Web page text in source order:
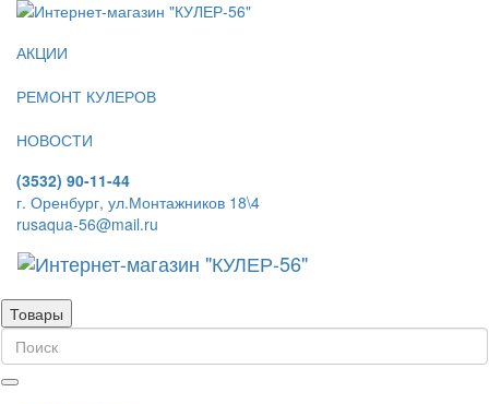
АКЦИИ
РЕМОНТ КУЛЕРОВ
НОВОСТИ
(3532) 90-11-44
г. Оренбург, ул.Монтажников 18\4
rusaqua-56@mail.ru
Товары